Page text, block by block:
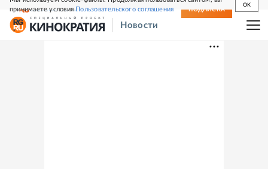
принимаете условияПользовательского соглашения
OK
СВЕЖИЙ НОМЕР ПОДПИСКА
Новости